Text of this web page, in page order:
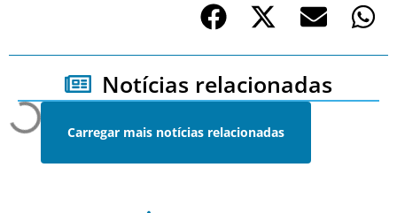
Notícias relacionadas
Carregar mais notícias relacionadas